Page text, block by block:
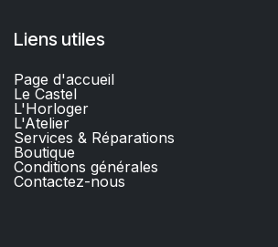
Liens utiles
Page d'accueil
Le Castel
L'Horloger
L'Atelier
Services & Réparations
Boutique
Conditions générales
Contactez-nous​